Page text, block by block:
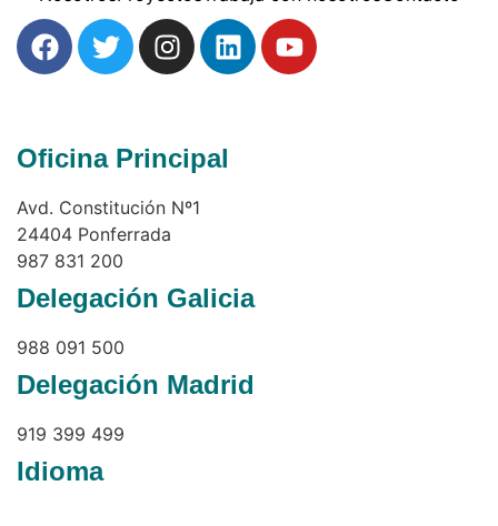
Oficina Principal
Avd. Constitución Nº1
24404 Ponferrada
987 831 200
Delegación Galicia
988 091 500
Delegación Madrid
919 399 499
Idioma